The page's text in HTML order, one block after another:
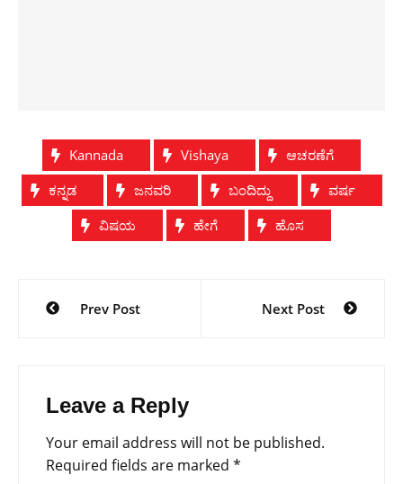
Kannada Vishaya
ಆಚರಣೆಗೆ
ಕನ್ನಡ
ಜನವರಿ ಬಂದಿದ್ದು
ವರ್ಷ
ವಿಷಯ
ಹೇಗೆ ಹೊಸ
navigation
Prev Post Next Post
Leave a Reply
Your email address will not be published.
Required fields are marked *